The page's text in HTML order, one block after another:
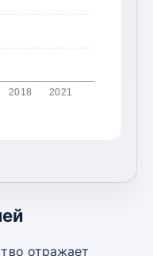
2018 2021
отражает